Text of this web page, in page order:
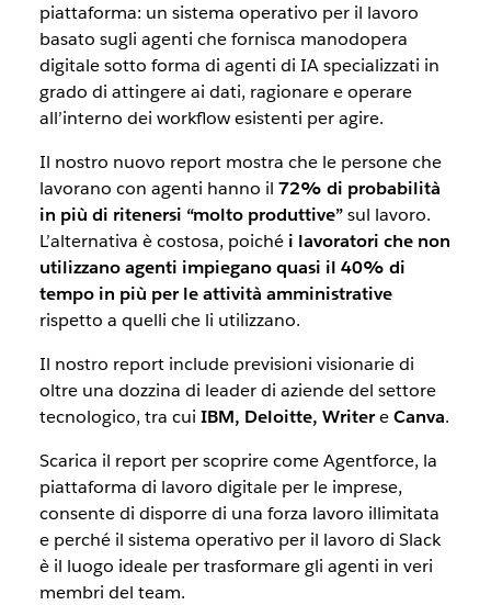
piattaforma: un sistema operativo per il lavoro
basato sugli agenti che fornisca manodopera
digitale sotto forma di agenti di IA specializzati in
grado di attingere ai dati, ragionare e operare
all’interno dei workflow esistenti per agire.
Il nostro nuovo report mostra che le persone che
lavorano con agenti hanno il 72% di probabilità
in più di ritenersi “molto produttive”sul lavoro.
L’alternativa è costosa, poiché i lavoratori che non
utilizzano agenti impiegano quasi il 40% di
tempo in più per le attività amministrative
rispetto a quelli che li utilizzano.
Il nostro report include previsioni visionarie di
oltre una dozzina di leader di aziende del settore
tecnologico, tra cui IBM, Deloitte, WritereCanva.
Scarica il report per scoprire come Agentforce, la
piattaforma di lavoro digitale per le imprese,
consente di disporre di una forza lavoro illimitata
e perché il sistema operativo per il lavoro di Slack
è il luogo ideale per trasformare gli agenti in veri
membri del team.